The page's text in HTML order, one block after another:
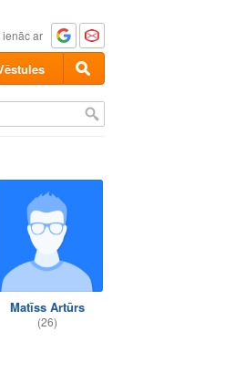
ienāc ar
Matīss Artūrs
(26)